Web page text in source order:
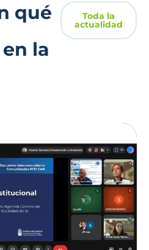
qué
en la
Toda la
actualidad